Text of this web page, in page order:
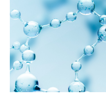
n
í
t
?